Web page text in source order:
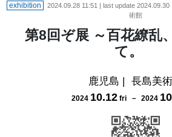
exhibition 2024.09.28 11:51 | last update 2024.09.30
術館
第8回ぞ展 ～百花繚乱
て。
鹿児島 | 長島美
2024 10.12 fri － 2024 10